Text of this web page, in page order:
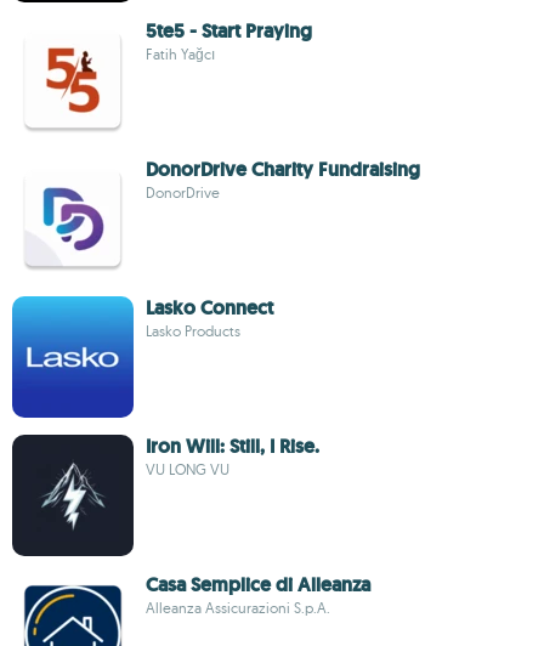
5te5 - Start Praying
Fatih Yağcı
DonorDrive Charity Fundraising
DonorDrive
Lasko Connect
Lasko Products
Iron Will: Still, I Rise.
VU LONG VU
Casa Semplice di Alleanza
Alleanza Assicurazioni S.p.A.